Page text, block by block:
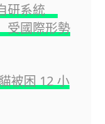
自研系統
受國際形勢
被困 12 小